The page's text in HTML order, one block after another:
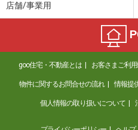
鹿児島県姶良市東餅田
5万円
住 所
鹿児島
専有面積 53.62m²
間取り
2LDK
鹿児島県鹿児島市真砂町
店舗/事業用
goo住宅・不動産とは お客さまご利
物件に関するお問合せの流れ 情報提
個人情報の取り扱いについて